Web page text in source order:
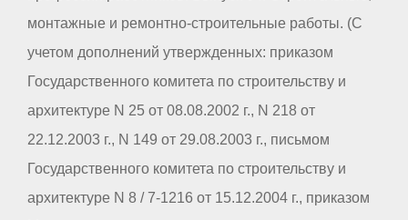
монтажные и ремонтно-строительные работы. (С
учетом дополнений утвержденных: приказом
Государственного комитета по строительству и
архитектуре N 25 от 08.08.2002 г., N 218 от
22.12.2003 г., N 149 от 29.08.2003 г., письмом
Государственного комитета по строительству и
архитектуре N 8 / 7-1216 от 15.12.2004 г., приказом